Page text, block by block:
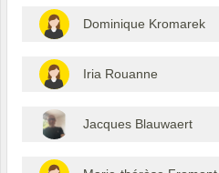
Dominique Kromarek
Iria Rouanne
Jacques Blauwaert